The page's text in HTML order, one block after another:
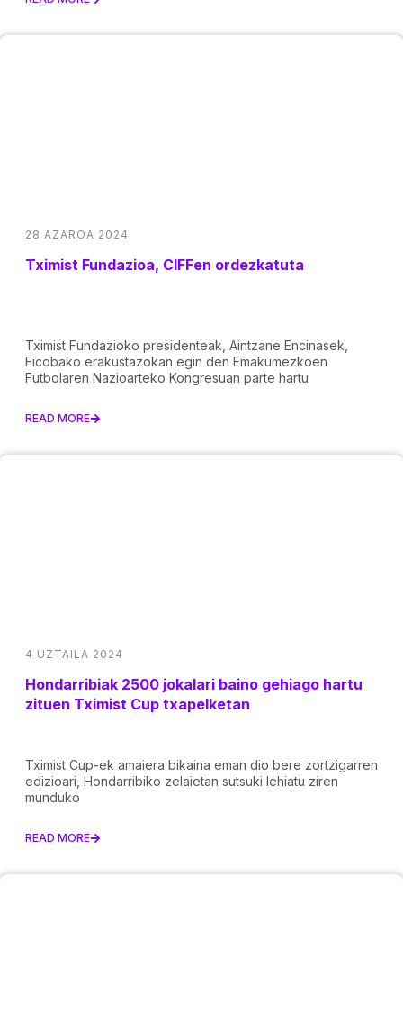
28 AZAROA 2024
Tximist Fundazioa, CIFFen ordezkatuta
Tximist Fundazioko presidenteak, Aintzane Encinasek,
Ficobako erakustazokan egin den Emakumezkoen
Futbolaren Nazioarteko Kongresuan parte hartu
READ MORE
4 UZTAILA 2024
Hondarribiak 2500 jokalari baino gehiago hartu
zituen Tximist Cup txapelketan
Tximist Cup-ek amaiera bikaina eman dio bere zortzigarren
edizioari, Hondarribiko zelaietan sutsuki lehiatu ziren
munduko
READ MORE